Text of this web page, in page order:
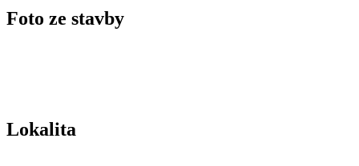
Foto ze stavby
Lokalita